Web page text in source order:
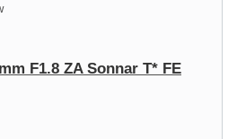
F1.8 ZA Sonnar T* FE